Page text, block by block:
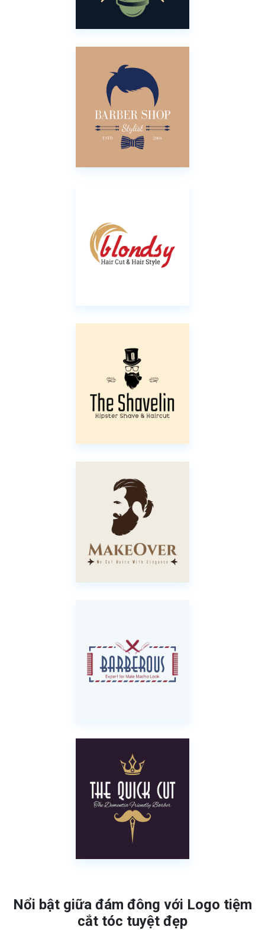
Nổi bật giữa đám đông với Logo tiệm
cắt tóc tuyệt đẹp